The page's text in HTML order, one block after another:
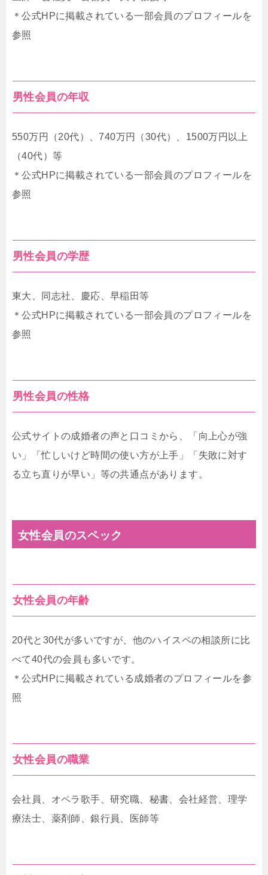
＊公式HPに掲載されている一部会員のプロフィールを
参照
男性会員の年収
550万円（20代）、740万円（30代）、1500万円以上
（40代）等
＊公式HPに掲載されている一部会員のプロフィールを
参照
男性会員の学歴
東大、同志社、慶応、早稲田等
＊公式HPに掲載されている一部会員のプロフィールを
参照
男性会員の性格
公式サイトの成婚者の声と口コミから、「向上心が強
い」「忙しいけど時間の使い方が上手」「失敗に対す
る立ち直りが早い」等の共通点があります。
女性会員のスペック
女性会員の年齢
20代と30代が多いですが、他のハイスペの相談所に比
べて40代の会員も多いです。
＊公式HPに掲載されている成婚者のプロフィールを参
照
女性会員の職業
会社員、オペラ歌手、研究職、秘書、会社経営、理学
療法士、薬剤師、銀行員、医師等